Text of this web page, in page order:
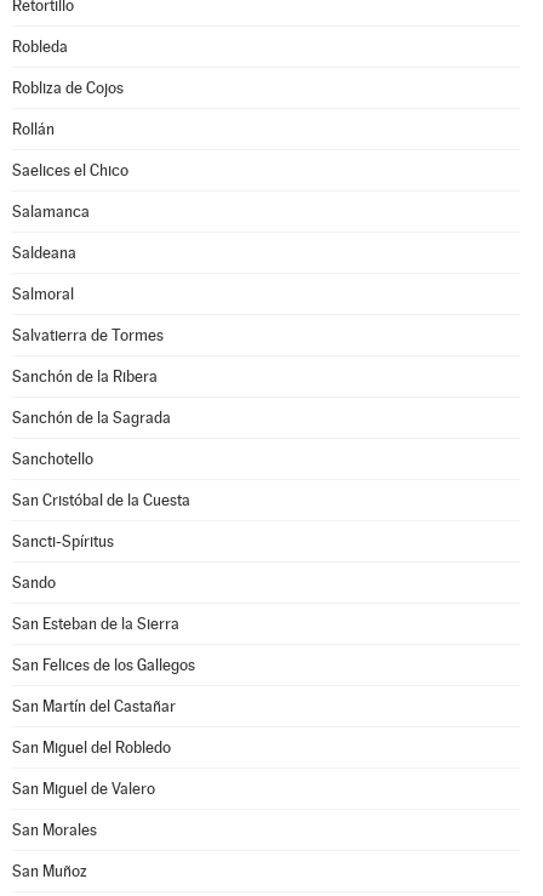
Retortillo
Robleda
Robliza de Cojos
Rollán
Saelices el Chico
Salamanca
Saldeana
Salmoral
Salvatierra de Tormes
Sanchón de la Ribera
Sanchón de la Sagrada
Sanchotello
San Cristóbal de la Cuesta
Sancti-Spíritus
Sando
San Esteban de la Sierra
San Felices de los Gallegos
San Martín del Castañar
San Miguel del Robledo
San Miguel de Valero
San Morales
San Muñoz